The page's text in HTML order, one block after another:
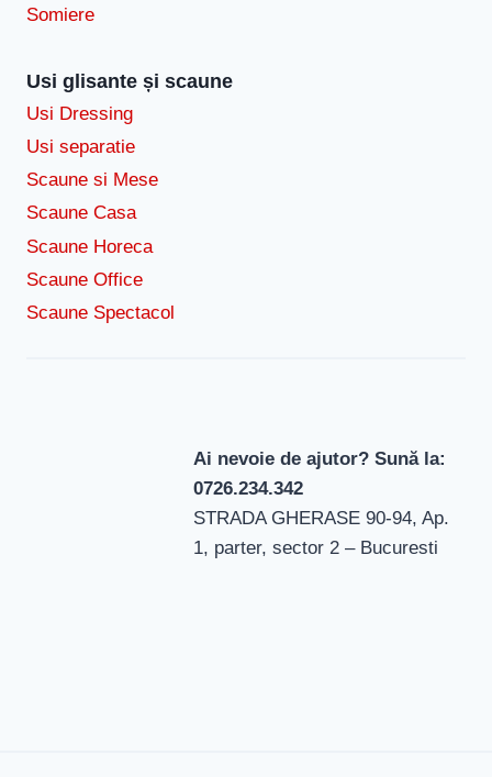
Somiere
Usi glisante și scaune
Usi Dressing
Usi separatie
Scaune si Mese
Scaune Casa
Scaune Horeca
Scaune Office
Scaune Spectacol
Ai nevoie de ajutor? Sună la:
0726.234.342
STRADA GHERASE 90-94, Ap.
1, parter, sector 2 – Bucuresti